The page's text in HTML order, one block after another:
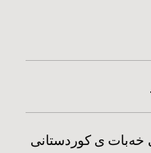
خه‌بات ی کوردستانی